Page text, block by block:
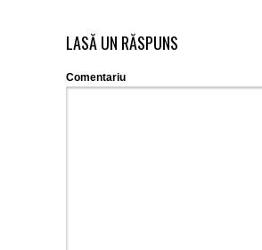
LASĂ UN RĂSPUNS
Comentariu